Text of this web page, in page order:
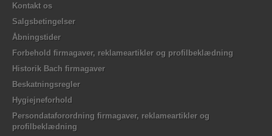
Kontakt os
Salgsbetingelser
Åbningstider
Forbehold firmagaver, reklameartikler og profilbeklædning
Historik Bach firmagaver
Beskatningsregler
Hygiejneforhold
Persondataforordning firmagaver, reklameartikler og
profilbeklædning